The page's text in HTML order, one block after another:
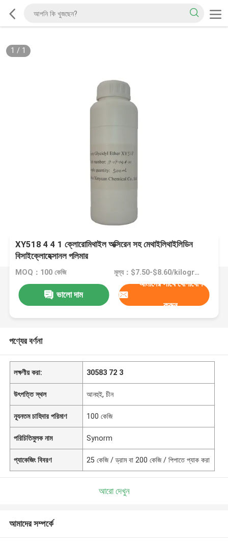
1 / 1
XY518 4 4 1 ক্লোরোমিথাইল অক্সিরেন সহ মেথাইলিথাইলিডিন
বিসাইক্লোহেক্সানল পলিমার
MOQ：100 কেজি মূল্য：$7.50-$8.60/kilograms
ভালো দাম
আমাদের সাথে যোগাযোগ
করুন
পণ্যের বর্ণনা
লক্ষণীয় করা: 30583 72 3
উৎপত্তি স্থল আনহুই, চীন
ন্যূনতম চাহিদার পরিমাণ 100 কেজি
পরিচিতিমুলক নাম Synorm
প্যাকেজিং বিবরণ 25 কেজি / ড্রাম বা 200 কেজি / পিপাতে প্যাক করা
আরো দেখুন
আমাদের সম্পর্কে